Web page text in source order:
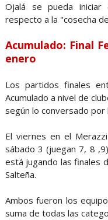
Ojalá se pueda iniciar
respecto a la "cosecha
Acumulado: Final
enero
Los partidos finales
Acumulado a nivel de
según lo conversado
El viernes en el
sábado 3 (juegan 7, 8
está jugando las finales
Salteña.
Ambos fueron los
suma de todas las